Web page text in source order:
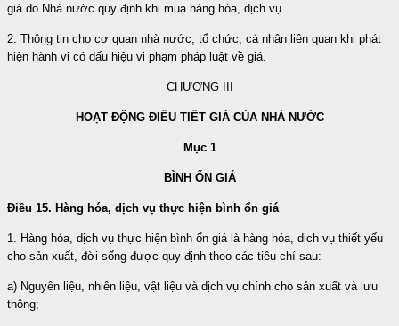
giá do Nhà nước quy định khi mua hàng hóa, dịch vụ.
2. Thông tin cho cơ quan nhà nước, tổ chức, cá nhân liên quan khi phát
hiện hành vi có dấu hiệu vi phạm pháp luật về giá.
CHƯƠNG III
HOẠT ĐỘNG ĐIỀU TIẾT GIÁ CỦA NHÀ NƯỚC
Mục 1
BÌNH ỔN GIÁ
Điều 15. Hàng hóa, dịch vụ thực hiện bình ổn giá
1. Hàng hóa, dịch vụ thực hiện bình ổn giá là hàng hóa, dịch vụ thiết yếu
cho sản xuất, đời sống được quy định theo các tiêu chí sau:
a) Nguyên liệu, nhiên liệu, vật liệu và dịch vụ chính cho sản xuất và lưu
thông;